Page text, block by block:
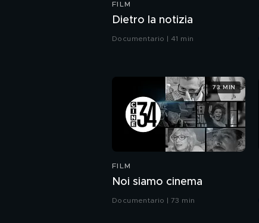
FILM
Dietro la notizia
Documentario | 41 min
FILM
Noi siamo cinema
Documentario | 73 min
73 MIN